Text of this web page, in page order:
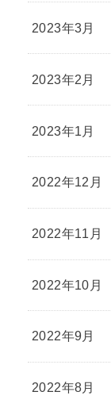
2023年3月
2023年2月
2023年1月
2022年12月
2022年11月
2022年10月
2022年9月
2022年8月